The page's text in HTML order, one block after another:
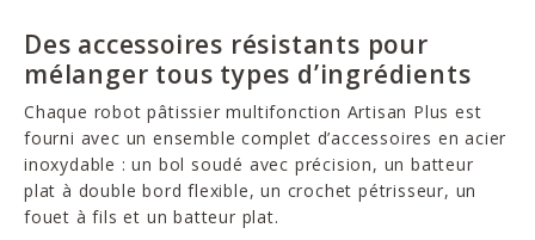
Des accessoires résistants pour
mélanger tous types d’ingrédients
Chaque robot pâtissier multifonction Artisan Plus est
fourni avec un ensemble complet d’accessoires en acier
inoxydable : un bol soudé avec précision, un batteur
plat à double bord flexible, un crochet pétrisseur, un
fouet à fils et un batteur plat.